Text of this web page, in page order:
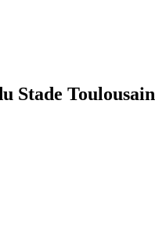
Stade Toulousain